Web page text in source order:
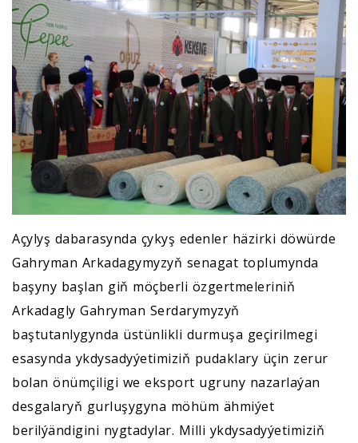
Açylyş dabarasynda çykyş edenler häzirki döwürde
Gahryman Arkadagymyzyň senagat toplumynda
başyny başlan giň möçberli özgertmeleriniň
Arkadagly Gahryman Serdarymyzyň
baştutanlygynda üstünlikli durmuşa geçirilmegi
esasynda ykdysadyýetimiziň pudaklary üçin zerur
bolan önümçiligi we eksport ugruny nazarlaýan
desgalaryň gurluşygyna möhüm ähmiýet
berilýändigini nygtadylar. Milli ykdysadyýetimiziň